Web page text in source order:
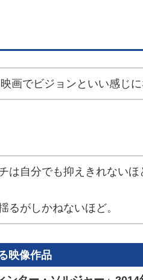
映画でビジョンといい感じに
は自分でも抑えきれない
るがしかねないほど。
映像作品